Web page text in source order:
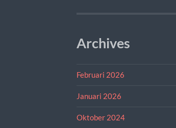
Archives
Februari 2026
Januari 2026
Oktober 2024